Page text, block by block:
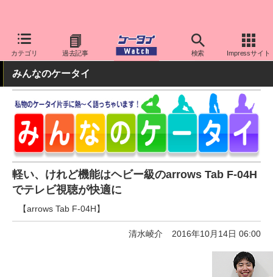
カテゴリ 過去記事 検索 Impressサイト
ケータイ Watch キャリア ドコモ
みんなのケータイ
軽い、けれど機能はヘビー級のarrows Tab F-04H
でテレビ視聴が快適に
【arrows Tab F-04H】
清水崚介 2016年10月14日 06:00